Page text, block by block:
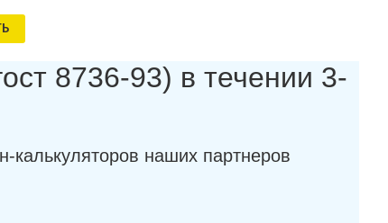
8736-93) в течении 3-
калькуляторов наших партнеров